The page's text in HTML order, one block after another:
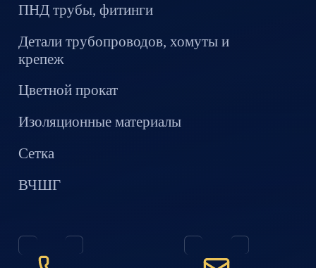
ПНД трубы, фитинги
Детали трубопроводов, хомуты и
крепеж
Цветной прокат
Изоляционные материалы
Сетка
ВЧШГ